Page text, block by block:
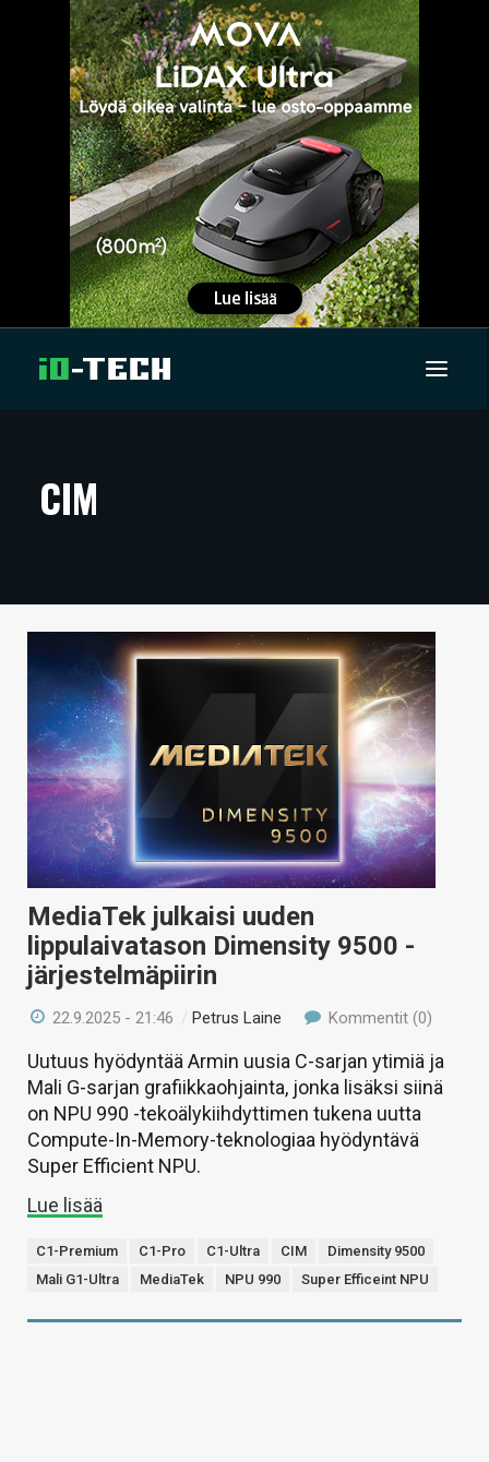
ARTIKKELIT
TECHBBS
HINTA.FI
KAUPPA
VAIHDA TEEMA
HAKU
CIM
MediaTek julkaisi uuden
lippulaivatason Dimensity 9500 -
järjestelmäpiirin
22.9.2025 - 21:46 / Petrus Laine Kommentit (0)
Uutuus hyödyntää Armin uusia C-sarjan ytimiä ja
Mali G-sarjan grafiikkaohjainta, jonka lisäksi siinä
on NPU 990 -tekoälykiihdyttimen tukena uutta
Compute-In-Memory-teknologiaa hyödyntävä
Super Efficient NPU.
Lue lisää
C1-Premium C1-Pro C1-Ultra CIM
Dimensity 9500
Mali G1-Ultra
MediaTek NPU 990 Super Efficeint NPU